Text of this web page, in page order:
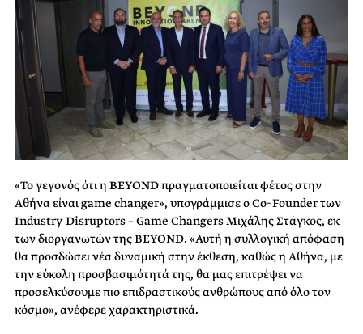
«Το γεγονός ότι η BEYONDπραγματοποιείται φέτος στην
Αθήνα είναιgame changer», υπογράμμισε οCo–Founderτων
IndustryDisruptors– Game ChangersΜιχάλης Στάγκος, εκ
των διοργανωτών της BEYOND. «Αυτή η συλλογική απόφαση
θα προσδώσει νέα δυναμική στην έκθεση, καθώς η Αθήνα, με
την εύκολη προσβασιμότητά της, θα μας επιτρέψει να
προσελκύσουμε πιο επιδραστικούς ανθρώπους από όλο τον
κόσμο», ανέφερε χαρακτηριστικά.